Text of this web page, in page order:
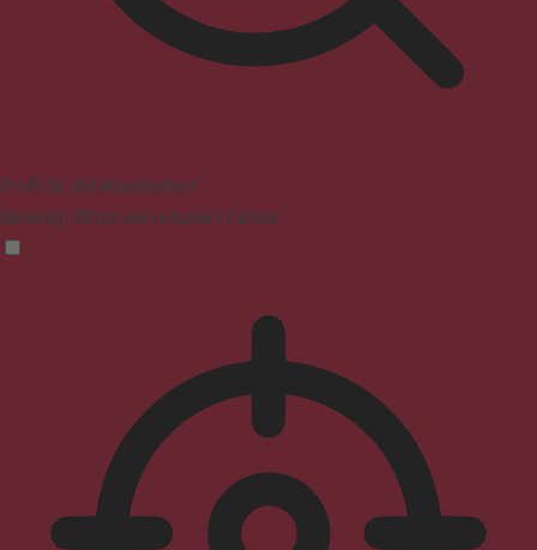
Profil für Anfallssicherheit
Beseitigt Blitze und reduziert Farben